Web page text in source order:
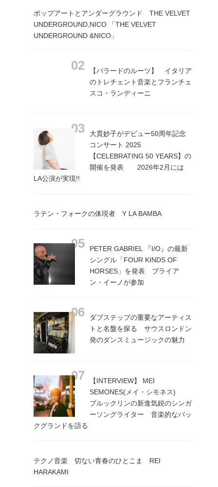
ポップアートとアンダーグラウンド THE VELVET
UNDERGROUND,NICO 「THE VELVET
UNDERGROUND &NICO」
【バラードのルーツ】 イタリア
のトレチェント音楽とフランチェ
スコ・ランディーニ
大貫妙子がデビュー50周年記念
コンサート 2025
【CELEBRATING 50 YEARS】の
開催を発表 2026年2月には
LA公演が実現!!
ラテン・フォークの体現者 Y LA BAMBA
PETER GABRIEL 『I/O』の最新
シングル「FOUR KINDS OF
HORSES」を発表 ブライア
ン・イーノが参加
ダブステップの重要なアーティス
トと名盤を探る サウスロンドン
発のダンスミュージックの魅力
【INTERVIEW】 MEI
SEMONES(メイ・シモネス)
ブルックリンの新進気鋭のシンガ
ーソングライター 音楽的なバッ
クグランドを語る
テクノ音楽 切ない青春のひとこま REI
HARAKAMI